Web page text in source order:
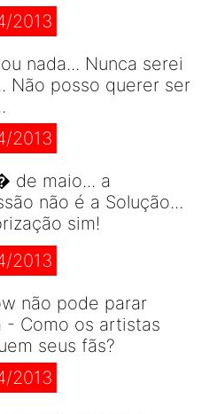
2013
nada... Nunca serei
Não posso querer ser
2013
de maio... a
não é a Solução...
sim!
2013
não pode parar
- Como os artistas
seus fãs?
2013